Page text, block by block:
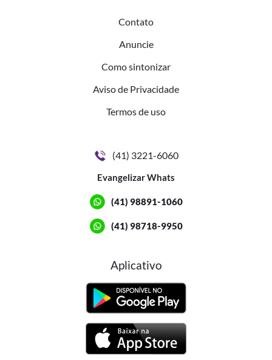
Contato
Anuncie
Como sintonizar
Aviso de Privacidade
Termos de uso
(41) 3221-6060
Evangelizar Whats
(41) 98891-1060
(41) 98718-9950
Aplicativo